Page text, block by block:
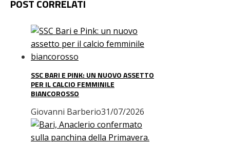
POST CORRELATI
SSC BARI E PINK: UN NUOVO ASSETTO
PER IL CALCIO FEMMINILE
BIANCOROSSO
Giovanni Barberio31/07/2026